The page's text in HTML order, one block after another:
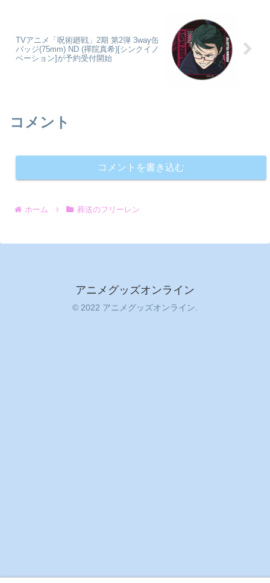
TVアニメ「呪術廻戦」2期 第2弾 3way缶
バッジ(75mm) ND (禪院真希)[シンクイノ
ベーション]が予約受付開始
コメント
コメントを書き込む
ホーム 葬送のフリーレン
アニメグッズオンライン
© 2022 アニメグッズオンライン.